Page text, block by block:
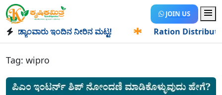
JOIN US
ಇಂದಿನ ನೀರಿನ ಮಟ್ಟ! Ration Distribution-
Tag: wipro